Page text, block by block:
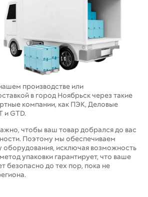
производстве или
в город Ноябрьск через такие
компании, как ПЭК, Деловые
и GTD.
чтобы ваш товар добрался до вас
Поэтому мы обеспечиваем
оборудования, исключая возможность
упаковки гарантирует, что ваше
безопасно до тех пор, пока не